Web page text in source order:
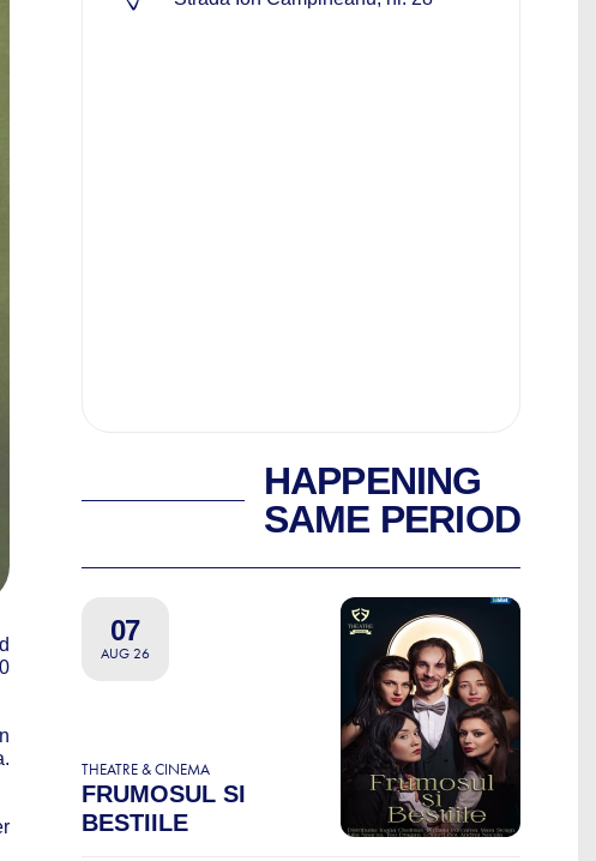
HAPPENING
SAME PERIOD
07
AUG 26
THEATRE & CINEMA
FRUMOSUL SI
BESTIILE